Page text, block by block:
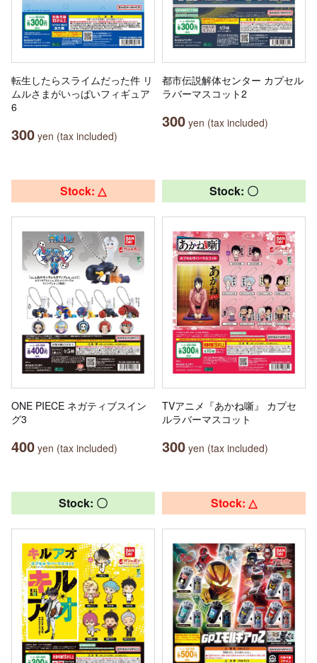
転生したらスライムだった件 リ
ムルさまがいっぱいフィギュア
6
300 yen (tax included)
都市伝説解体センター カプセル
ラバーマスコット2
300 yen (tax included)
Stock: △
ONE PIECE ネガティブスイン
グ3
400 yen (tax included)
Stock: 〇
TVアニメ『あかね噺』 カプセ
ルラバーマスコット
300 yen (tax included)
Stock: 〇 Stock: △